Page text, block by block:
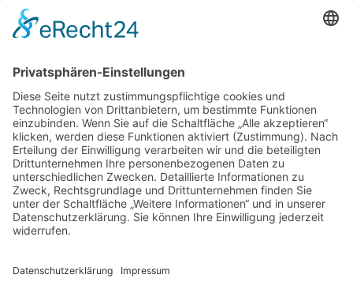
Downloads
Gesundheit braucht Training
UNSERE APP
Immer auf dem neusten Stand!